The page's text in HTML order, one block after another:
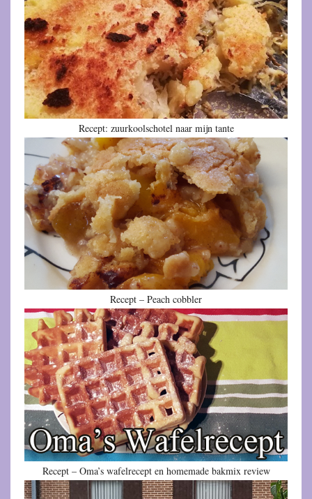
Recept: zuurkoolschotel naar mijn tante
Recept – Peach cobbler
Recept – Oma’s wafelrecept en homemade bakmix review